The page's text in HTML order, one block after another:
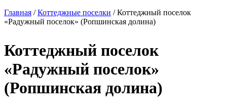
Главная / Коттеджные поселки /Коттеджный поселок
«Радужный поселок» (Ропшинская долина)
Коттеджный поселок
«Радужный поселок»
(Ропшинская долина)